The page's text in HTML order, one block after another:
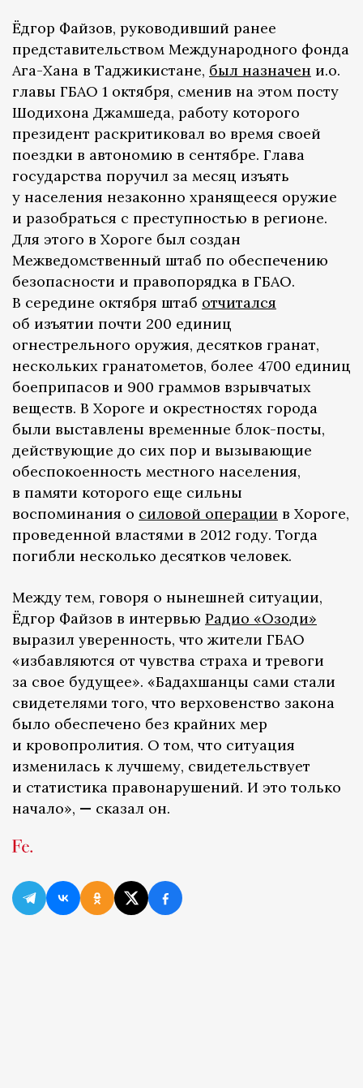
Ёдгор Файзов, руководивший ранее
представительством Международного фонда
Ага-Хана в Таджикистане, был назначен и.о.
главы ГБАО 1 октября, сменив на этом посту
Шодихона Джамшеда, работу которого
президент раскритиковал во время своей
поездки в автономию в сентябре. Глава
государства поручил за месяц изъять
у населения незаконно хранящееся оружие
и разобраться с преступностью в регионе.
Для этого в Хороге был создан
Межведомственный штаб по обеспечению
безопасности и правопорядка в ГБАО.
В середине октября штаб отчитался
об изъятии почти 200 единиц
огнестрельного оружия, десятков гранат,
нескольких гранатометов, более 4700 единиц
боеприпасов и 900 граммов взрывчатых
веществ. В Хороге и окрестностях города
были выставлены временные блок-посты,
действующие до сих пор и вызывающие
обеспокоенность местного населения,
в памяти которого еще сильны
воспоминания о силовой операции в Хороге,
проведенной властями в 2012 году. Тогда
погибли несколько десятков человек.
Между тем, говоря о нынешней ситуации,
Ёдгор Файзов в интервью Радио «Озоди»
выразил уверенность, что жители ГБАО
«избавляются от чувства страха и тревоги
за свое будущее». «Бадахшанцы сами стали
свидетелями того, что верховенство закона
было обеспечено без крайних мер
и кровопролития. О том, что ситуация
изменилась к лучшему, свидетельствует
и статистика правонарушений. И это только
начало», — сказал он.